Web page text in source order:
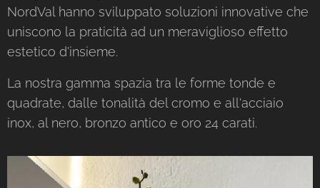
NordVal hanno sviluppato soluzioni innovative che
uniscono la praticità ad un meraviglioso effetto
estetico d'insieme.
La nostra gamma spazia tra le forme tonde e
quadrate, dalle tonalità del cromo e all'acciaio
inox, al nero, bronzo antico e oro 24 carati.